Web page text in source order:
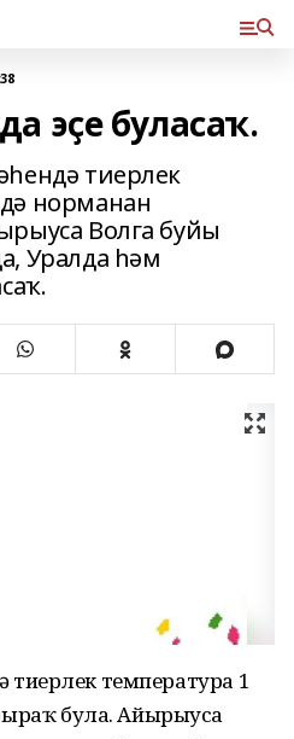
эҫе буласаҡ.
тиерлек
норманан
Волга буйы
Уралда һәм
тиерлек температура 1
була. Айырыуса